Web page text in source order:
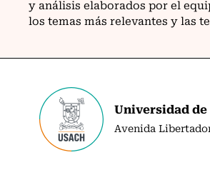
Universidad
Avenida